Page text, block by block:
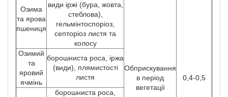
Озима
та ярова
пшениця
види іржі (бура, жовта,
стеблова),
гельмінтоспоріоз,
септоріоз листя та
колосу
Обприскування
в період
вегетації
0,4-0,5
Озимий
та
яровий
ячмінь
борошниста роса, іржа
(види), плямистості
листя
борошниста роса,